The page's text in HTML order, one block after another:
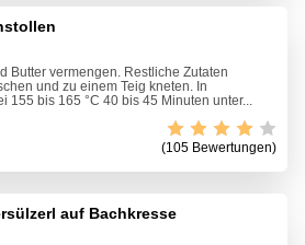
Butter vermengen. Restliche Zutaten
und zu einem Teig kneten. In
155 bis 165 °C 40 bis 45 Minuten unter...
(105 Bewertungen)
auf Bachkresse